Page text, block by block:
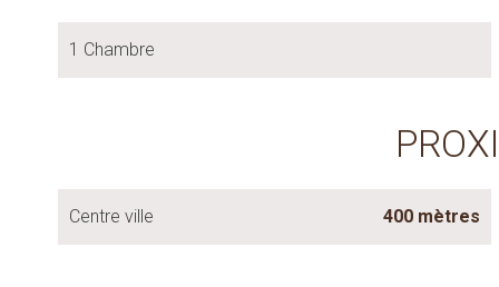
1 Chambre
Centre ville 400 mètres